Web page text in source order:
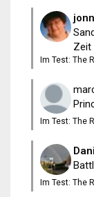
Zeit
Im Test: The
Im Test: The
Im Test: The